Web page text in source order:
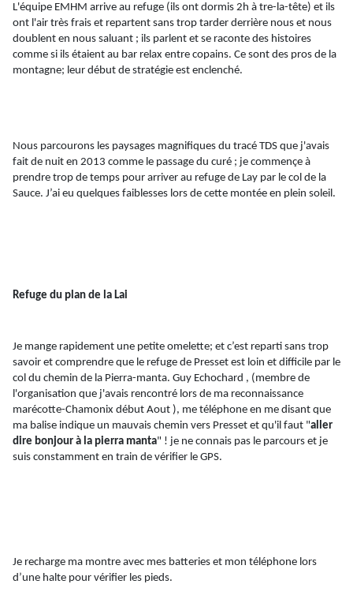
L'équipe EMHM arrive au refuge (ils ont dormis 2h à tre-la-tête) et ils
ont l'air très frais et repartent sans trop tarder derrière nous et nous
doublent en nous saluant ; ils parlent et se raconte des histoires
comme si ils étaient au bar relax entre copains. Ce sont des pros de la
montagne; leur début de stratégie est enclenché.
Nous parcourons les paysages magnifiques du tracé TDS que j'avais
fait de nuit en 2013 comme le passage du curé ; je commençe à
prendre trop de temps pour arriver au refuge de Lay par le col de la
Sauce. J’ai eu quelques faiblesses lors de cette montée en plein soleil.
Refuge du plan de la Lai
Je mange rapidement une petite omelette; et c’est reparti sans trop
savoir et comprendre que le refuge de Presset est loin et difficile par le
col du chemin de la Pierra-manta. Guy Echochard , (membre de
l'organisation que j'avais rencontré lors de ma reconnaissance
marécotte-Chamonix début Aout ), me téléphone en me disant que
ma balise indique un mauvais chemin vers Presset et qu'il faut "aller
dire bonjour à la pierra manta" ! je ne connais pas le parcours et je
suis constamment en train de vérifier le GPS.
Je recharge ma montre avec mes batteries et mon téléphone lors
d’une halte pour vérifier les pieds.